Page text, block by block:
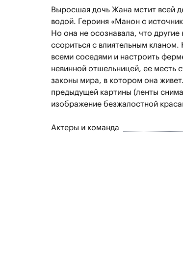
Выросшая дочь Жана мстит всей
водой. Героиня «Манон с
Но она не осознавала, что
ссориться с влиятельным кланом.
всеми соседями и настроить
невинной отшельницей, ее месть
законы мира, в котором она
предыдущей картины (ленты
изображение безжалостной
Актеры и команда